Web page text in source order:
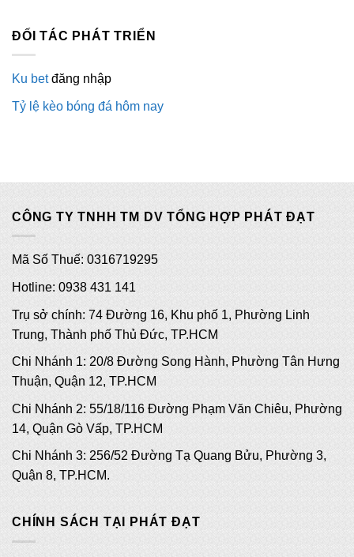
ĐỐI TÁC PHÁT TRIỂN
Ku betđăng nhập
Tỷ lệ kèo bóng đá hôm nay
CÔNG TY TNHH TM DV TỔNG HỢP PHÁT ĐẠT
Mã Số Thuế: 0316719295
Hotline: 0938 431 141
Trụ sở chính: 74 Đường 16, Khu phố 1, Phường Linh
Trung, Thành phố Thủ Đức, TP.HCM
Chi Nhánh 1: 20/8 Đường Song Hành, Phường Tân Hưng
Thuận, Quận 12, TP.HCM
Chi Nhánh 2: 55/18/116 Đường Phạm Văn Chiêu, Phường
14, Quận Gò Vấp, TP.HCM
Chi Nhánh 3: 256/52 Đường Tạ Quang Bửu, Phường 3,
Quận 8, TP.HCM.
CHÍNH SÁCH TẠI PHÁT ĐẠT